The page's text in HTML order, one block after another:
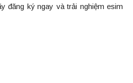
đăng ký ngay và trải nghiệm esim